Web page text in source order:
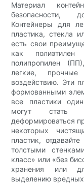
Материал
безопасности,
Контейнеры для
пластика, стекла
есть свои
как
полипропилен
легкие,
воздействию. Эти
формованными
все пластики
могут стать
деформироваться
некоторых
пластик,
толстыми
класс» или «без
хранения или
выделению